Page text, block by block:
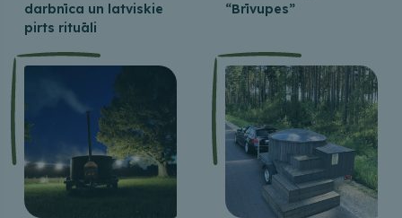
darbnīca un latviskie
pirts rituāli
“Brīvupes”